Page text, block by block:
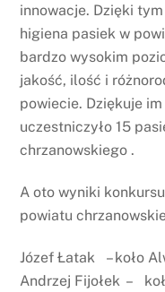
innowacje. Dzięki
higiena pasiek w
bardzo wysokim
jakość, ilość i
powiecie. Dziękuje
uczestniczyło 15
chrzanowskiego .
A oto wyniki
powiatu
Józef Łatak – koło
Andrzej Fijołek –